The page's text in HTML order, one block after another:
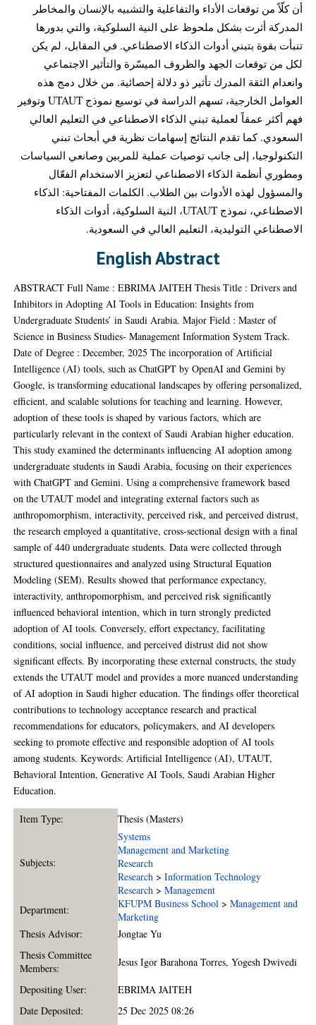
أن كلّاً من توقعات الأداء والتفاعلية والتشبيه بالإنسان والمخاطر
المدركة أثرت بشكل ملحوظ على النية السلوكية، والتي بدورها
تنبأت بقوة بتبني أدوات الذكاء الاصطناعي. في المقابل، لم يكن
لكل من توقعات الجهد والظروف الميسّرة والتأثير الاجتماعي
وانعدام الثقة المدرك تأثير ذو دلالة إحصائية. من خلال دمج هذه
العوامل الخارجية، تسهم الدراسة في توسيع نموذج UTAUT وتوفير
فهم أكثر عمقاً لعملية تبني الذكاء الاصطناعي في التعليم العالي
السعودي. كما تقدم النتائج إسهامات نظرية في أبحاث تبني
التكنولوجيا، إلى جانب توصيات عملية للمربين وصانعي السياسات
ومطوري أنظمة الذكاء الاصطناعي لتعزيز الاستخدام الفعّال
والمسؤول لهذه الأدوات بين الطلاب. الكلمات المفتاحية: الذكاء
الاصطناعي، نموذج UTAUT، النية السلوكية، أدوات الذكاء
الاصطناعي التوليدية، التعليم العالي في السعودية.
English Abstract
ABSTRACT Full Name : EBRIMA JAITEH Thesis Title : Drivers and
Inhibitors in Adopting AI Tools in Education: Insights from
Undergraduate Students’ in Saudi Arabia. Major Field : Master of
Science in Business Studies- Management Information System Track.
Date of Degree : December, 2025 The incorporation of Artificial
Intelligence (AI) tools, such as ChatGPT by OpenAI and Gemini by
Google, is transforming educational landscapes by offering personalized,
efficient, and scalable solutions for teaching and learning. However,
adoption of these tools is shaped by various factors, which are
particularly relevant in the context of Saudi Arabian higher education.
This study examined the determinants influencing AI adoption among
undergraduate students in Saudi Arabia, focusing on their experiences
with ChatGPT and Gemini. Using a comprehensive framework based
on the UTAUT model and integrating external factors such as
anthropomorphism, interactivity, perceived risk, and perceived distrust,
the research employed a quantitative, cross-sectional design with a final
sample of 440 undergraduate students. Data were collected through
structured questionnaires and analyzed using Structural Equation
Modeling (SEM). Results showed that performance expectancy,
interactivity, anthropomorphism, and perceived risk significantly
influenced behavioral intention, which in turn strongly predicted
adoption of AI tools. Conversely, effort expectancy, facilitating
conditions, social influence, and perceived distrust did not show
significant effects. By incorporating these external constructs, the study
extends the UTAUT model and provides a more nuanced understanding
of AI adoption in Saudi higher education. The findings offer theoretical
contributions to technology acceptance research and practical
recommendations for educators, policymakers, and AI developers
seeking to promote effective and responsible adoption of AI tools
among students. Keywords: Artificial Intelligence (AI), UTAUT,
Behavioral Intention, Generative AI Tools, Saudi Arabian Higher
Education.
Item Type: Thesis (Masters)
Subjects:
Systems
Management and Marketing
Research
Research >Information Technology
Research >Management
Department:
KFUPM Business School >Management and
Marketing
Thesis Advisor:
Jongtae Yu
Thesis Committee
Members:
Jesus Igor Barahona Torres,Yogesh Dwivedi
Depositing User:
EBRIMA JAITEH
Date Deposited:
25 Dec 2025 08:26